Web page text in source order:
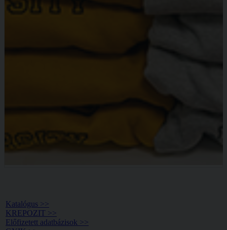
Katalógus >>
KREPOZIT >>
Előfizetett adatbázisok >>